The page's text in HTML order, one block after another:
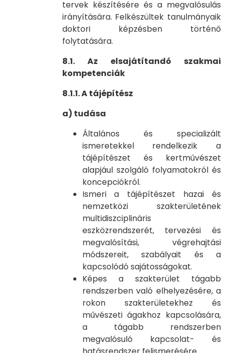
tervek készítésére és a megvalósulás
irányítására. Felkészültek tanulmányaik
doktori képzésben történő
folytatására.
8.1. Az elsajátítandó szakmai
kompetenciák
8.1.1. A tájépítész
a) tudása
Általános és specializált
ismeretekkel rendelkezik a
tájépítészet és kertművészet
alapjául szolgáló folyamatokról és
koncepciókról.
Ismeri a tájépítészet hazai és
nemzetközi szakterületének
multidiszciplináris
eszközrendszerét, tervezési és
megvalósítási, végrehajtási
módszereit, szabályait és a
kapcsolódó sajátosságokat.
Képes a szakterület tágabb
rendszerben való elhelyezésére, a
rokon szakterületekhez és
művészeti ágakhoz kapcsolására,
a tágabb rendszerben
megvalósuló kapcsolat- és